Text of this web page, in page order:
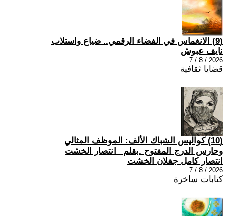
(9) الانغماس في الفضاء الرقمي.. ضياع واستلاب
نايف عبوش
2026 / 8 / 7
قضايا ثقافية
(10) كواليس الشباك الألف: الموظف المثالي
وحارس الدرج المفتوح .بقلم _انتصار الخشت
انتصار كامل جفلان الخشت
2026 / 8 / 7
كتابات ساخرة